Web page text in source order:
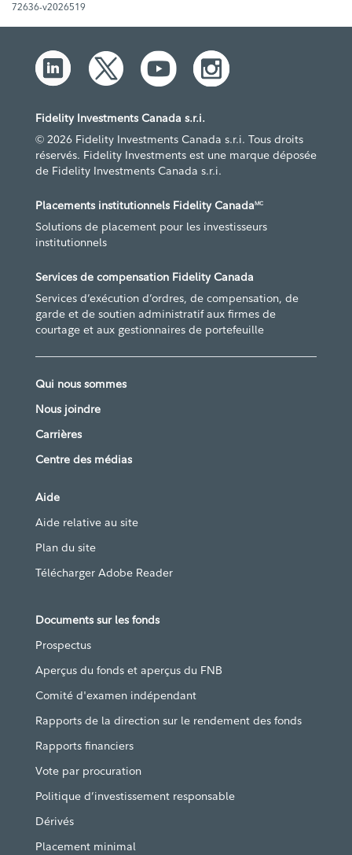
72636-v2026519
Fidelity Investments Canada s.r.i.
© 2026 Fidelity Investments Canada s.r.i. Tous droits
réservés. Fidelity Investments est une marque déposée
de Fidelity Investments Canada s.r.i.
Placements institutionnels Fidelity CanadaMC
Solutions de placement pour les investisseurs
institutionnels
Services de compensation Fidelity Canada
Services d’exécution d’ordres, de compensation, de
garde et de soutien administratif aux firmes de
courtage et aux gestionnaires de portefeuille
Qui nous sommes
Nous joindre
Carrières
Centre des médias
Aide
Aide relative au site
Plan du site
Télécharger Adobe Reader
Documents sur les fonds
Prospectus
Aperçus du fonds et aperçus du FNB
Comité d'examen indépendant
Rapports de la direction sur le rendement des fonds
Rapports financiers
Vote par procuration
Politique d’investissement responsable
Dérivés
Placement minimal